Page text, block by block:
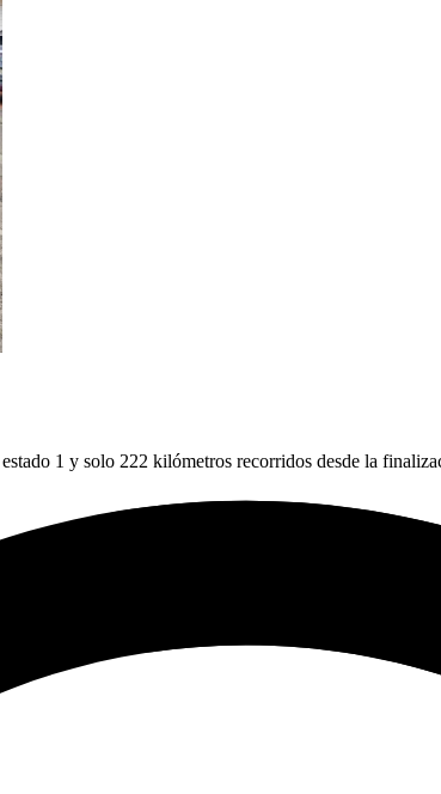
1 y solo 222 kilómetros recorridos desde la